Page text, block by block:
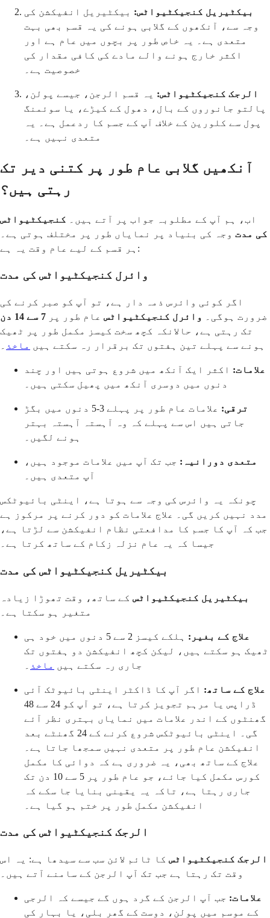
بیکٹیریل کنجیکٹیواٹس: بیکٹیریل انفیکشن کی
وجہ سے، آنکھوں کے گلابی ہونے کی یہ قسم بھی بہت
متعدی ہے۔ یہ خاص طور پر بچوں میں عام ہے اور
اکثر خارج ہونے والے مادے کی کافی مقدار کی
خصوصیت ہے۔
الرجک کنجیکٹیواٹس: یہ قسم الرجن، جیسے پولن،
پالتو جانوروں کے بال، دھول کے کیڑے، یا سوئمنگ
پول سے کلورین کے خلاف آپ کے جسم کا ردعمل ہے۔ یہ
متعدی نہیں ہے۔
آنکھیں گلابی عام طور پر کتنی دیر تک
رہتی ہیں؟
اب، ہم آپ کے مطلوبہ جواب پر آتے ہیں۔ کنجیکٹیواٹس
کی مدت وجہ کی بنیاد پر نمایاں طور پر مختلف ہوتی ہے۔
ہر قسم کے لیے عام وقت یہ ہے:
وائرل کنجیکٹیواٹس کی مدت
اگر کوئی وائرس ذمہ دار ہے، تو آپ کو صبر کرنے کی
ضرورت ہوگی۔
وائرل کنجیکٹیواٹس عام طور پر 7 سے 14 دن
تک رہتی ہے، حالانکہ کچھ سخت کیسز مکمل طور پر ٹھیک
ہونے سے پہلے تین ہفتوں تک برقرار رہ سکتے ہیں ماخذ
علامات: اکثر ایک آنکھ میں شروع ہوتی ہیں اور چند
دنوں میں دوسری آنکھ میں پھیل سکتی ہیں۔
ترقی:
علامات عام طور پر پہلے 3-5 دنوں میں بگڑ
جاتی ہیں اس سے پہلے کہ وہ آہستہ آہستہ بہتر
ہونے لگیں۔
متعدی دورانیہ: جب تک آپ میں علامات موجود ہیں،
آپ متعدی ہیں۔
چونکہ یہ وائرس کی وجہ سے ہوتا ہے، اینٹی بائیوٹکس
مدد نہیں کریں گی۔ علاج علامات کو دور کرنے پر مرکوز ہے
جب کہ آپ کا جسم کا مدافعتی نظام انفیکشن سے لڑتا ہے،
جیسا کہ یہ عام نزلہ زکام کے ساتھ کرتا ہے۔
بیکٹیریل کنجیکٹیواٹس کی مدت
بیکٹیریل کنجیکٹیواٹس کے ساتھ، وقت تھوڑا زیادہ
متغیر ہو سکتا ہے۔
علاج کے بغیر:
ہلکے کیسز 2 سے 5 دنوں میں خود ہی
ٹھیک ہو سکتے ہیں، لیکن کچھ انفیکشن دو ہفتوں تک
جاری رہ سکتے ہیں ماخذ
علاج کے ساتھ: اگر آپ کا ڈاکٹر اینٹی بائیوٹک آئی
ڈراپس یا مرہم تجویز کرتا ہے، تو آپ کو 24 سے 48
گھنٹوں کے اندر علامات میں نمایاں بہتری نظر آئے
گی۔ اینٹی بائیوٹکس شروع کرنے کے 24 گھنٹے بعد
انفیکشن عام طور پر متعدی نہیں سمجھا جاتا ہے۔
علاج کے ساتھ بھی، یہ ضروری ہے کہ دوائی کا مکمل
کورس مکمل کیا جائے، جو عام طور پر 5 سے 10 دن تک
جاری رہتا ہے، تاکہ یہ یقینی بنایا جا سکے کہ
انفیکشن مکمل طور پر ختم ہو گیا ہے۔
الرجک کنجیکٹیواٹس کی مدت
الرجک کنجیکٹیواٹس کا ٹائم لائن سب سے سیدھا ہے: یہ اس
وقت تک رہتا ہے جب تک آپ الرجن کے سامنے آتے ہیں۔
علامات: جب آپ الرجن کے گرد ہوں گے جیسے کہ الرجی
کے موسم میں پولن، دوست کے گھر بلی، یا بہار کی